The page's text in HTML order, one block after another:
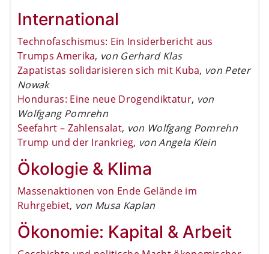
International
Technofaschismus: Ein Insiderbericht aus
Trumps Amerika, von Gerhard Klas
Zapatistas solidarisieren sich mit Kuba, von Peter
Nowak
Honduras: Eine neue Drogendiktatur, von
Wolfgang Pomrehn
Seefahrt – Zahlensalat, von Wolfgang Pomrehn
Trump und der Irankrieg, von Angela Klein
Ökologie & Klima
Massenaktionen von Ende Gelände im
Ruhrgebiet, von Musa Kaplan
Ökonomie: Kapital & Arbeit